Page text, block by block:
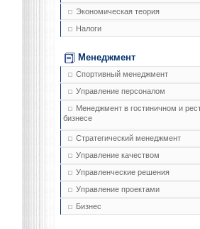
Экономическая теория
Налоги
Менеджмент
Спортивный менеджмент
Управление персоналом
Менеджмент в гостиничном и
бизнесе
Стратегический менеджмент
Управление качеством
Управленческие решения
Управление проектами
Бизнес